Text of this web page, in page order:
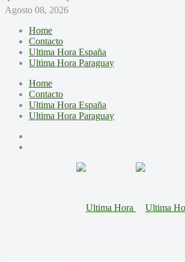
Agosto 08, 2026
Home
Contacto
Ultima Hora España
Ultima Hora Paraguay
Home
Contacto
Ultima Hora España
Ultima Hora Paraguay